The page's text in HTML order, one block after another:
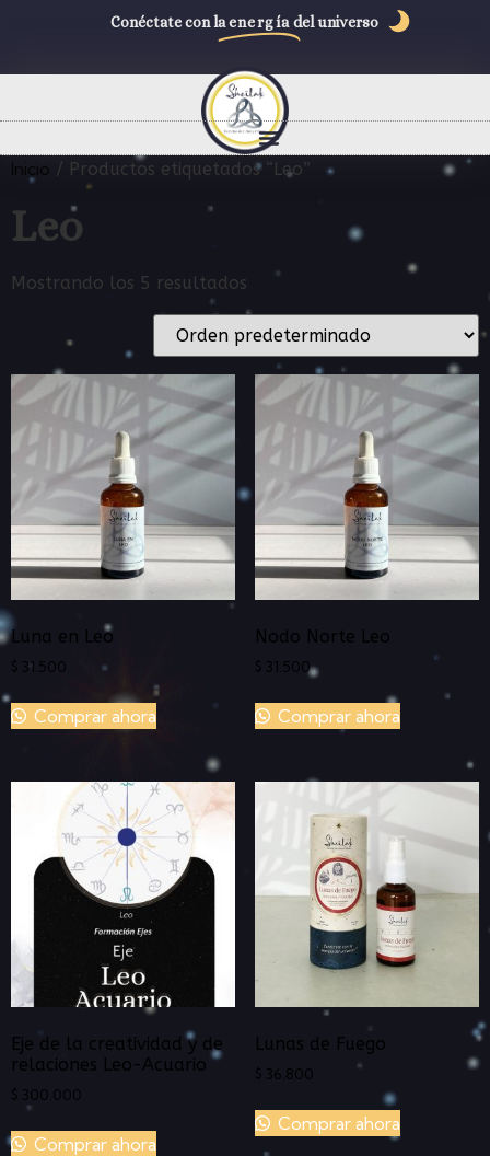
Conéctate con la energía del universo
Inicio / Productos etiquetados “Leo”
Leo
Mostrando los 5 resultados
Luna en Leo
$ 31.500
Comprar ahora
Nodo Norte Leo
$ 31.500
Comprar ahora
Eje de la creatividad y de
relaciones Leo-Acuario
$ 300.000
Comprar ahora
Lunas de Fuego
$ 36.800
Comprar ahora